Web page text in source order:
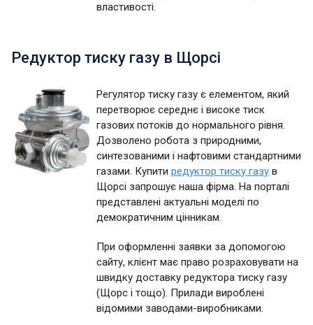
властивості.
Редуктор тиску газу в Щорсі
Регулятор тиску газу є елементом, який
перетворює середнє і високе тиск
газових потоків до нормального рівня.
Дозволено робота з природними,
синтезованими і нафтовими стандартними
газами. Купитиредуктор тиску газу в
Щорсі запрошує наша фірма. На порталі
представлені актуальні моделі по
демократичним цінникам.
При оформленні заявки за допомогою
сайту, клієнт має право розраховувати на
швидку доставку редуктора тиску газу
(Щорс і тощо). Прилади вироблені
відомими заводами-виробниками.